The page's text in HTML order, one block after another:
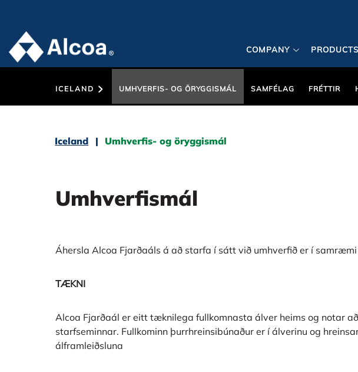
COMPANY PRODUCTS
ICELAND UMHVERFIS- OG ÖRYGGISMÁL SAMFÉLAG FRÉTTIR
Iceland Umhverfis- og öryggismál
Umhverfismál
Áhersla Alcoa Fjarðaáls á að starfa í sátt við umhverfið er í
TÆKNI
Alcoa Fjarðaál er eitt tæknilega fullkomnasta álver heims og notar
starfseminnar. Fullkominn þurrhreinsibúnaður er í álverinu og
álframleiðsluna